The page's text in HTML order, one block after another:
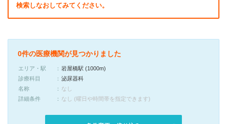
検索しなおしてみてください。
0件の医療機関が見つかりました
エリア・駅
岩屋橋駅 (1000m)
診療科目
泌尿器科
名称
なし
詳細条件
なし (曜日や時間帯を指定できます)